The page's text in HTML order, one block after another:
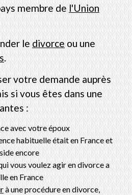
membre del'Union
ledivorceou une
.
votre demande auprès
si vous êtes dans une
:
avec votre époux
habituelle était en France et
encore
vous voulez agir en divorce a
en France
à une procédure en divorce,